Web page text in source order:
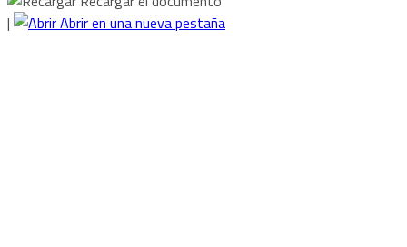
|
Abrir en una nueva pestaña